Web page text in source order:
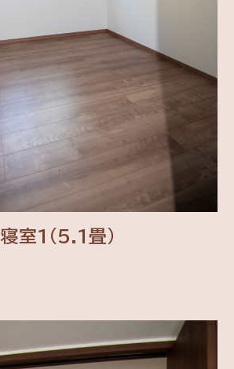
寝室1(5.1畳)